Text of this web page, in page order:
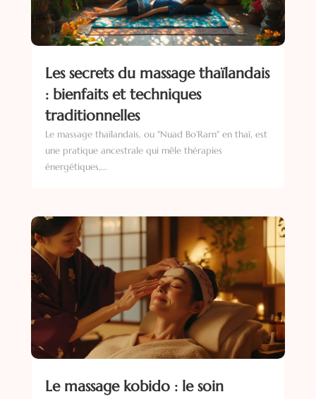
Les secrets du massage thaïlandais
: bienfaits et techniques
traditionnelles
Le massage thaïlandais, ou "Nuad Bo’Rarn" en thaï, est
une pratique ancestrale qui mêle thérapies
énergétiques,...
Le massage kobido : le soin